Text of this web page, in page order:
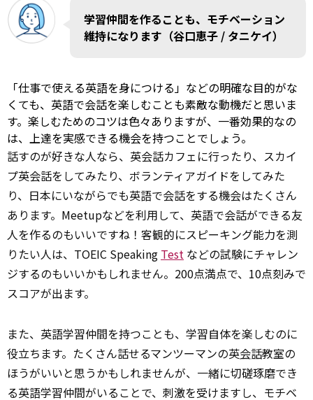
学習仲間を作ることも、モチベーション
維持になります（谷口恵子 / タニケイ）
「仕事で使える英語を身につける」などの明確な目的がな
くても、英語で会話を楽しむことも素敵な動機だと思いま
す。楽しむためのコツは色々ありますが、一番効果的なの
は、上達を実感できる機会を持つことでしょう。
話すのが好きな人なら、英会話カフェに行ったり、スカイ
プ英会話をしてみたり、ボランティアガイドをしてみた
り、日本にいながらでも英語で会話をする機会はたくさん
あります。Meetupなどを利用して、英語で会話ができる友
人を作るのもいいですね！客観的にスピーキング能力を測
りたい人は、TOEIC Speaking Test などの試験にチャレン
ジするのもいいかもしれません。200点満点で、10点刻みで
スコアが出ます。
また、英語学習仲間を持つことも、学習自体を楽しむのに
役立ちます。たくさん話せるマンツーマンの英会話教室の
ほうがいいと思うかもしれませんが、一緒に切磋琢磨でき
る英語学習仲間がいることで、刺激を受けますし、モチベ